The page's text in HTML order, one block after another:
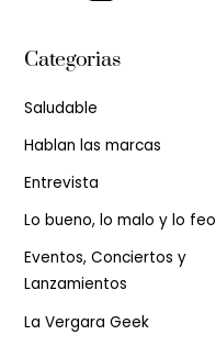
Categorias
Saludable
Hablan las marcas
Entrevista
Lo bueno, lo malo y lo feo
Eventos, Conciertos y
Lanzamientos
La Vergara Geek